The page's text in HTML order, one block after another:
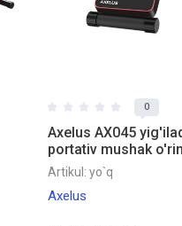
0
Axelus AX045
portativ mushak
Artikul: yo`q
Axelus